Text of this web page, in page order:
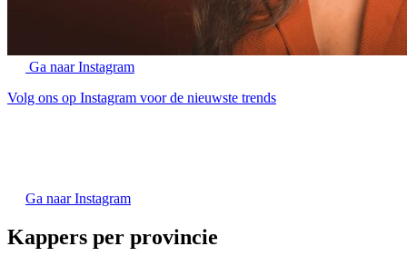
Ga naar Instagram
Volg ons op Instagram voor de nieuwste trends
Ga naar Instagram
Kappers per provincie